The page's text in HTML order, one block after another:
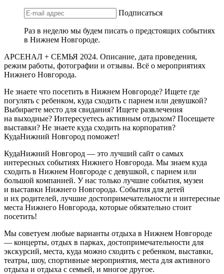
Подписаться
Раз в неделю мы будем писать о предстоящих событиях
в Нижнем Новгороде.
АРСЕНАЛ + СЕМЬЯ 2024. Описание, дата проведения,
режим работы, фотографии и отзывы. Всё о мероприятиях
Нижнего Новгорода.
Не знаете что посетить в Нижнем Новгороде? Ищете где
погулять с ребенком, куда сходить с парнем или девушкой?
Выбираете место для свидания? Ищете развлечения
на выходные? Интересуетесь активным отдыхом? Посещаете
выставки? Не знаете куда сходить на корпоратив?
КудаНижний Новгород поможет!
КудаНижний Новгород — это лучший сайт о самых
интересных событиях Нижнего Новгорода. Мы знаем куда
сходить в Нижнем Новгороде с девушкой, с парнем или
большой компанией. У нас только лучшие события, музеи
и выставки Нижнего Новгорода. События для детей
и их родителей, лучшие достопримечательности и интересные
места Нижнего Новгорода, которые обязательно стоит
посетить!
Мы советуем любые варианты отдыха в Нижнем Новгороде
— концерты, отдых в парках, достопримечательности для
экскурсий, места, куда можно сходить с ребенком, выставки,
театры, шоу, спортивные мероприятия, места для активного
отдыха и отдыха с семьей, и многое другое.